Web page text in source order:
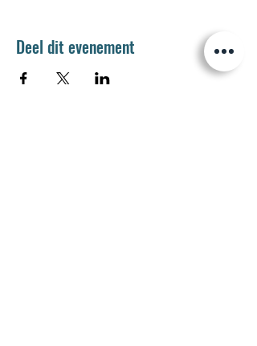
Deel dit evenement